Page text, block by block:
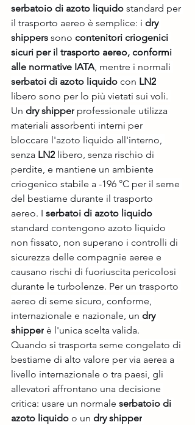
serbatoio di azoto liquido standard per
il trasporto aereo è semplice: i dry
shippers sono contenitori criogenici
sicuri per il trasporto aereo, conformi
alle normative IATA, mentre i normali
serbatoi di azoto liquido con LN2
libero sono per lo più vietati sui voli.
Un dry shipper professionale utilizza
materiali assorbenti interni per
bloccare l'azoto liquido all'interno,
senza LN2 libero, senza rischio di
perdite, e mantiene un ambiente
criogenico stabile a -196 °C per il seme
del bestiame durante il trasporto
aereo. I serbatoi di azoto liquido
standard contengono azoto liquido
non fissato, non superano i controlli di
sicurezza delle compagnie aeree e
causano rischi di fuoriuscita pericolosi
durante le turbolenze. Per un trasporto
aereo di seme sicuro, conforme,
internazionale e nazionale, un dry
shipper è l'unica scelta valida.
Quando si trasporta seme congelato di
bestiame di alto valore per via aerea a
livello internazionale o tra paesi, gli
allevatori affrontano una decisione
critica: usare un normale serbatoio di
azoto liquido o un dry shipper